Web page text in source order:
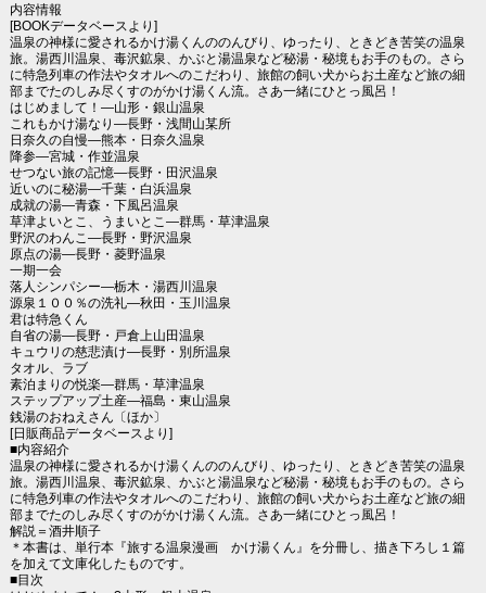
内容情報
[BOOKデータベースより]
温泉の神様に愛されるかけ湯くんののんびり、ゆったり、ときどき苦笑の温泉
旅。湯西川温泉、毒沢鉱泉、かぶと湯温泉など秘湯・秘境もお手のもの。さら
に特急列車の作法やタオルへのこだわり、旅館の飼い犬からお土産など旅の細
部までたのしみ尽くすのがかけ湯くん流。さあ一緒にひとっ風呂！
はじめまして！―山形・銀山温泉
これもかけ湯なり―長野・浅間山某所
日奈久の自慢―熊本・日奈久温泉
降参―宮城・作並温泉
せつない旅の記憶―長野・田沢温泉
近いのに秘湯―千葉・白浜温泉
成就の湯―青森・下風呂温泉
草津よいとこ、うまいとこ―群馬・草津温泉
野沢のわんこ―長野・野沢温泉
原点の湯―長野・菱野温泉
一期一会
落人シンパシー―栃木・湯西川温泉
源泉１００％の洗礼―秋田・玉川温泉
君は特急くん
自省の湯―長野・戸倉上山田温泉
キュウリの慈悲漬け―長野・別所温泉
タオル、ラブ
素泊まりの悦楽―群馬・草津温泉
ステップアップ土産―福島・東山温泉
銭湯のおねえさん〔ほか〕
[日販商品データベースより]
■内容紹介
温泉の神様に愛されるかけ湯くんののんびり、ゆったり、ときどき苦笑の温泉
旅。湯西川温泉、毒沢鉱泉、かぶと湯温泉など秘湯・秘境もお手のもの。さら
に特急列車の作法やタオルへのこだわり、旅館の飼い犬からお土産など旅の細
部までたのしみ尽くすのがかけ湯くん流。さあ一緒にひとっ風呂！
解説＝酒井順子
＊本書は、単行本『旅する温泉漫画 かけ湯くん』を分冊し、描き下ろし１篇
を加えて文庫化したものです。
■目次